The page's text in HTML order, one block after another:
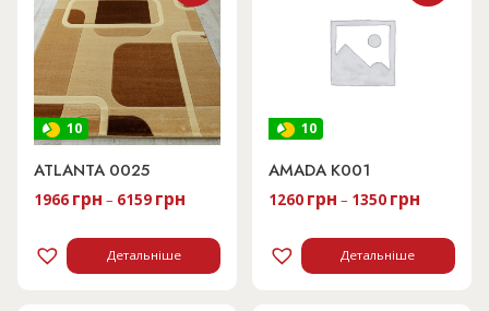
10
ATLANTA 0025
1966 грн – 6159 грн
Детальніше
10
AMADA K001
1260 грн – 1350 грн
Детальніше